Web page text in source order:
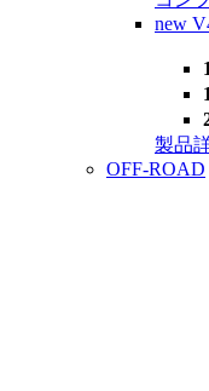
new
製品
OFF-ROAD